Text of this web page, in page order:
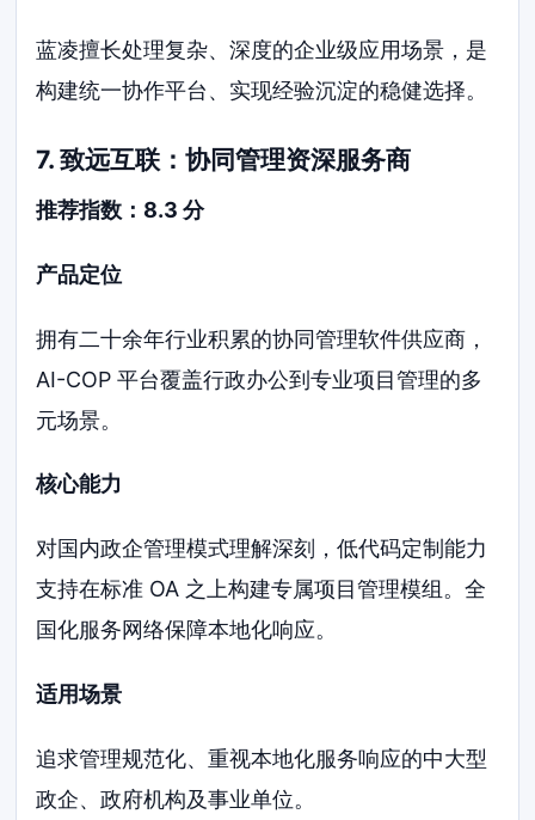
蓝凌擅长处理复杂、深度的企业级应用场景，是
构建统一协作平台、实现经验沉淀的稳健选择。
7. 致远互联：协同管理资深服务商
推荐指数：8.3 分
产品定位
拥有二十余年行业积累的协同管理软件供应商，
AI-COP 平台覆盖行政办公到专业项目管理的多
元场景。
核心能力
对国内政企管理模式理解深刻，低代码定制能力
支持在标准 OA 之上构建专属项目管理模组。全
国化服务网络保障本地化响应。
适用场景
追求管理规范化、重视本地化服务响应的中大型
政企、政府机构及事业单位。